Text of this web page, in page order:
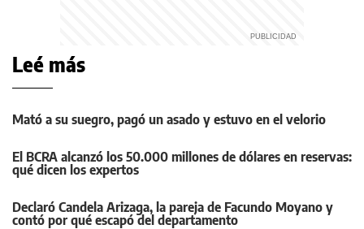
Leé más
Mató a su suegro, pagó un asado y estuvo en el velorio
El BCRA alcanzó los 50.000 millones de dólares en reservas:
qué dicen los expertos
Declaró Candela Arizaga, la pareja de Facundo Moyano y
contó por qué escapó del departamento